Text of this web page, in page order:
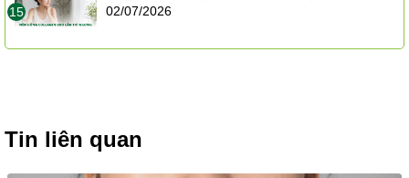
15
02/07/2026
Tin liên quan